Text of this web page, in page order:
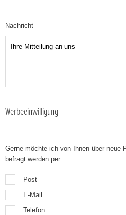
Nachricht
Werbeeinwilligung
Gerne möchte ich von Ihnen über neue
befragt werden per:
Post
E-Mail
Telefon